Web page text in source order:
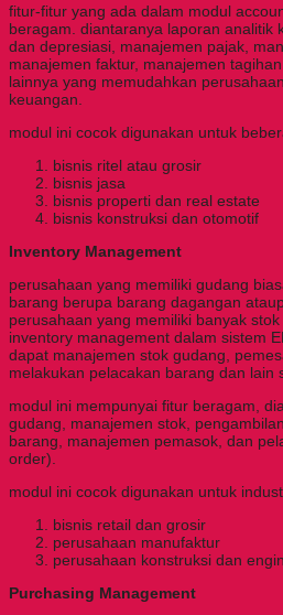
fitur-fitur yang ada dalam modul
beragam. diantaranya laporan analitik
dan depresiasi, manajemen pajak,
manajemen faktur, manajemen
lainnya yang memudahkan
keuangan.
modul ini cocok digunakan untuk
bisnis ritel atau grosir
bisnis jasa
bisnis properti dan real estate
bisnis konstruksi dan otomotif
Inventory Management
perusahaan yang memiliki gudang
barang berupa barang dagangan
perusahaan yang memiliki banyak
inventory management dalam sistem
dapat manajemen stok gudang,
melakukan pelacakan barang dan lain
modul ini mempunyai fitur beragam,
gudang, manajemen stok,
barang, manajemen pemasok, dan
order).
modul ini cocok digunakan untuk
bisnis retail dan grosir
perusahaan manufaktur
perusahaan konstruksi dan
Purchasing Management